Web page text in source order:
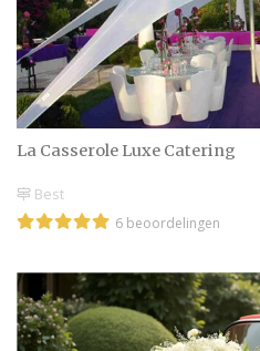
La Casserole Luxe Catering
Best
6 beoordelingen